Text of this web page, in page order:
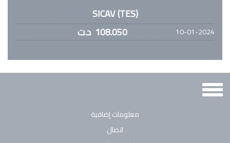
SICAV (TES)
10-01-2024
108.050 د.ت
Toggle
navigation
معلومات إضافية
اتصال